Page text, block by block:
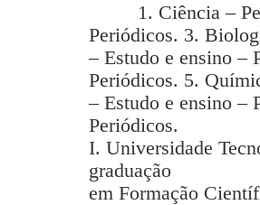
1. Ciência –
Periódicos. 3.
– Estudo e ensino –
Periódicos. 5.
– Estudo e ensino –
Periódicos.
I. Universidade
graduação
em Formação